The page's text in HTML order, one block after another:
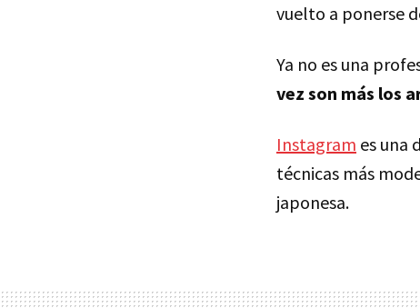
vuelto a ponerse
Ya no es una
vez son más los
Instagram es una
técnicas más
japonesa.